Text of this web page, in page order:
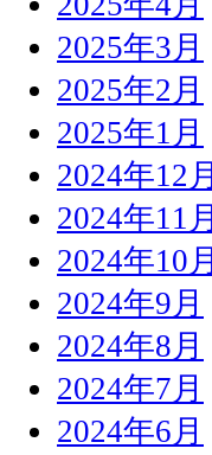
2025年3月
2025年2月
2025年1月
2024年12月
2024年11月
2024年10月
2024年9月
2024年8月
2024年7月
2024年6月